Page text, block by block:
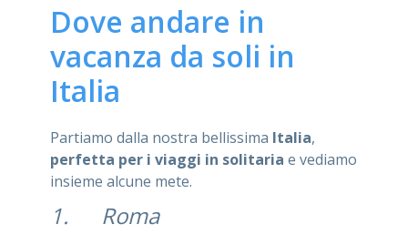
Dove andare in
vacanza da soli in
Italia
Partiamo dalla nostra bellissima Italia,
perfetta per i viaggi in solitaria e vediamo
insieme alcune mete.
1. Roma